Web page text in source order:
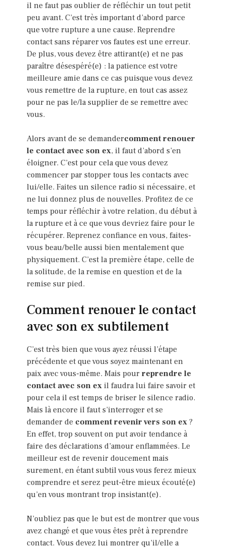
il ne faut pas oublier de réfléchir un tout petit
peu avant. C’est très important d’abord parce
que votre rupture a une cause. Reprendre
contact sans réparer vos fautes est une erreur.
De plus, vous devez être attirant(e) et ne pas
paraître désespéré(e) : la patience est votre
meilleure amie dans ce cas puisque vous devez
vous remettre de la rupture, en tout cas assez
pour ne pas le/la supplier de se remettre avec
vous.
Alors avant de se demandercomment renouer
le contact avec son ex, il faut d’abord s’en
éloigner. C’est pour cela que vous devez
commencer par stopper tous les contacts avec
lui/elle. Faites un silence radio si nécessaire, et
ne lui donnez plus de nouvelles. Profitez de ce
temps pour réfléchir à votre relation, du début à
la rupture et à ce que vous devriez faire pour le
récupérer. Reprenez confiance en vous, faites-
vous beau/belle aussi bien mentalement que
physiquement. C’est la première étape, celle de
la solitude, de la remise en question et de la
remise sur pied.
Comment renouer le contact
avec son ex subtilement
C’est très bien que vous ayez réussi l’étape
précédente et que vous soyez maintenant en
paix avec vous-même. Mais pour reprendre le
contact avec son exil faudra lui faire savoir et
pour cela il est temps de briser le silence radio.
Mais là encore il faut s’interroger et se
demander de comment revenir vers son ex?
En effet, trop souvent on put avoir tendance à
faire des déclarations d’amour enflammées. Le
meilleur est de revenir doucement mais
surement, en étant subtil vous vous ferez mieux
comprendre et serez peut-être mieux écouté(e)
qu’en vous montrant trop insistant(e).
N’oubliez pas que le but est de montrer que vous
avez changé et que vous êtes prêt à reprendre
contact. Vous devez lui montrer qu’il/elle a